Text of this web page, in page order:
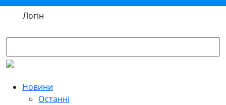
Логін
Новини
Останні